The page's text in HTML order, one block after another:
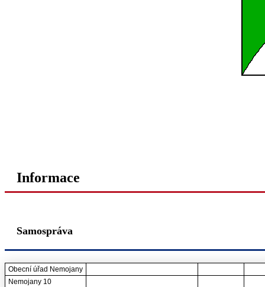
Informace
Samospráva
Obecní úřad Nemojany
Nemojany 10